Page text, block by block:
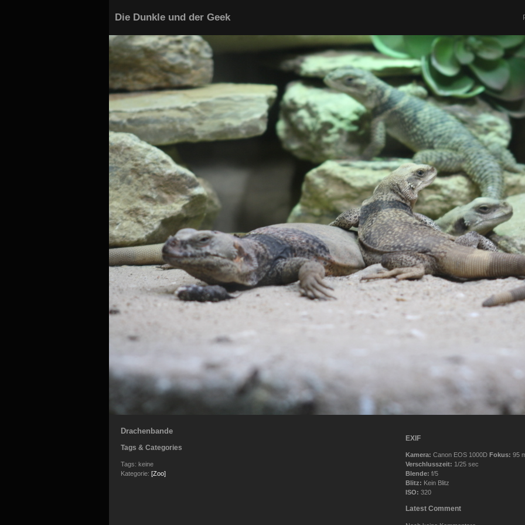
Die Dunkle und der Geek
Drachenbande
Tags & Categories
Tags: keine
Kategorie: [Zoo]
EXIF
Kamera: Canon EOS 1000D Fokus: 95
Verschlusszeit: 1/25 sec
Blende: f/5
Blitz: Kein Blitz
ISO: 320
Latest Comment